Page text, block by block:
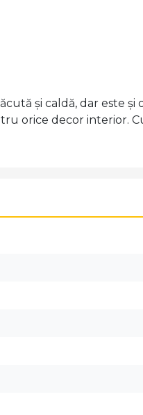
și caldă, dar este
orice decor